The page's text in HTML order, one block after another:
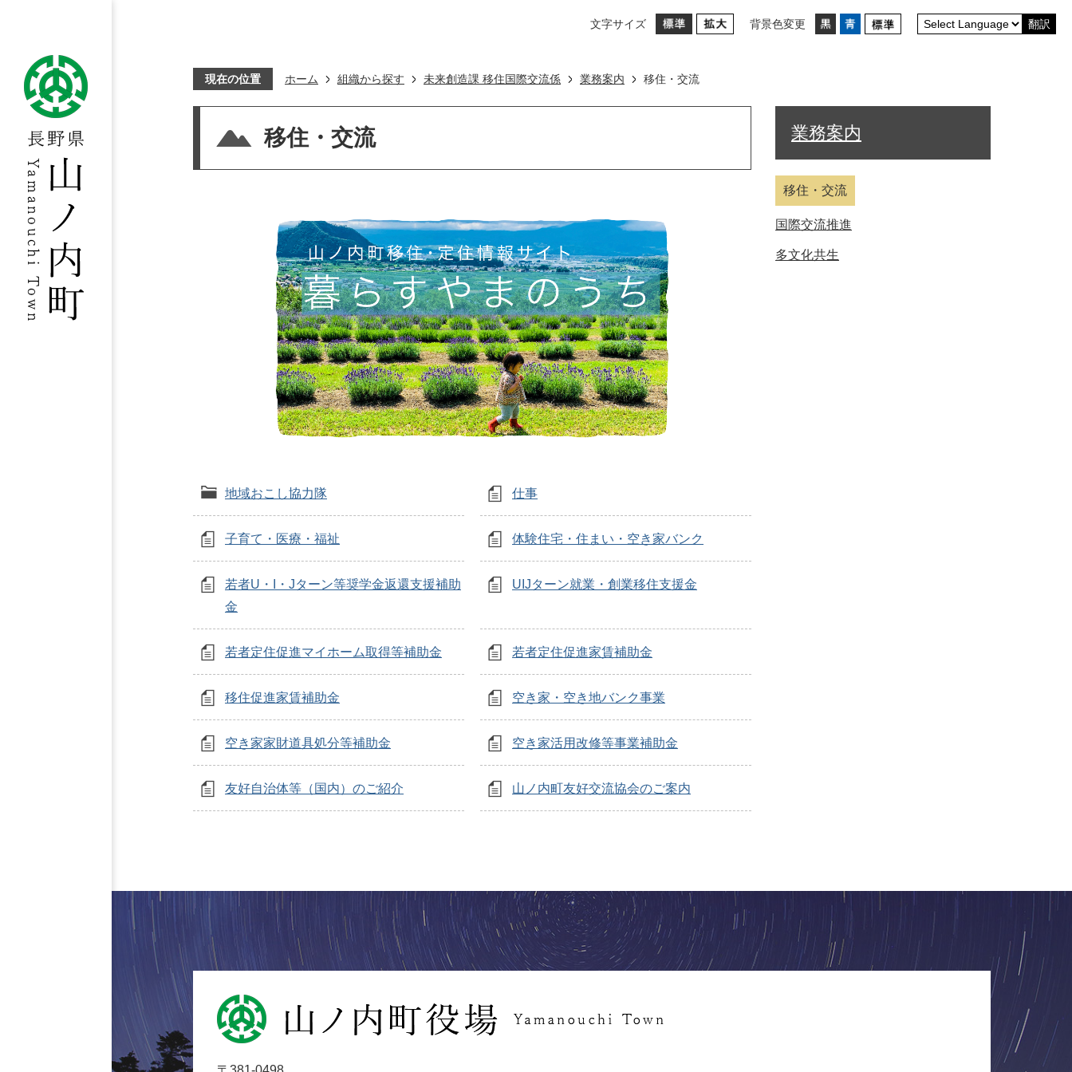
文字サイズ 背景色変更 翻訳
現在の位置 ホーム 組織から探す 未来創造課 移住国際交流係 業務案内 移住・交流
移住・交流
地域おこし協力隊 仕事
子育て・医療・福祉 体験住宅・住まい・空き家バンク
若者U・I・Jターン等奨学金返還支援補助
金
UIJターン就業・創業移住支援金
若者定住促進マイホーム取得等補助金 若者定住促進家賃補助金
移住促進家賃補助金 空き家・空き地バンク事業
空き家家財道具処分等補助金 空き家活用改修等事業補助金
友好自治体等（国内）のご紹介 山ノ内町友好交流協会のご案内
業務案内
移住・交流
国際交流推進
多文化共生
山
ノ